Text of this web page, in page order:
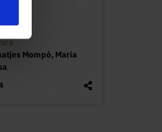
Mompó, Maria